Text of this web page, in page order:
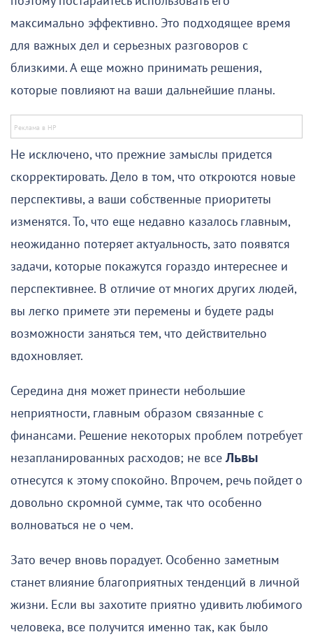
максимально эффективно. Это подходящее время
для важных дел и серьезных разговоров с
близкими. А еще можно принимать решения,
которые повлияют на ваши дальнейшие планы.
Не исключено, что прежние замыслы придется
скорректировать. Дело в том, что откроются новые
перспективы, а ваши собственные приоритеты
изменятся. То, что еще недавно казалось главным,
неожиданно потеряет актуальность, зато появятся
задачи, которые покажутся гораздо интереснее и
перспективнее. В отличие от многих других людей,
вы легко примете эти перемены и будете рады
возможности заняться тем, что действительно
вдохновляет.
Середина дня может принести небольшие
неприятности, главным образом связанные с
финансами. Решение некоторых проблем потребует
незапланированных расходов; не всеЛьвы
отнесутся к этому спокойно. Впрочем, речь пойдет о
довольно скромной сумме, так что особенно
волноваться не о чем.
Зато вечер вновь порадует. Особенно заметным
станет влияние благоприятных тенденций в личной
жизни. Если вы захотите приятно удивить любимого
человека, все получится именно так, как было